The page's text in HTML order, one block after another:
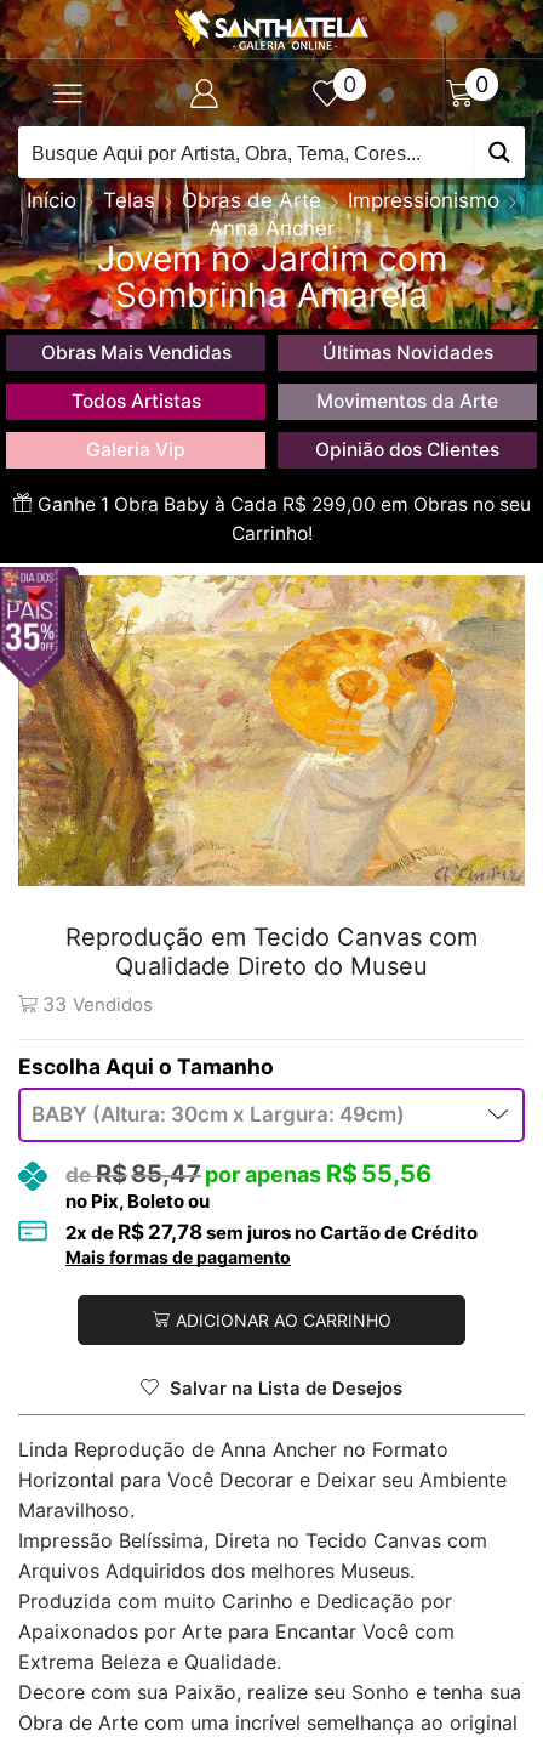
0 0
Início Telas Obras de Arte
Impressionismo
Anna Ancher
Jovem no Jardim com
Sombrinha Amarela
Obras Mais Vendidas Últimas Novidades
Todos Artistas Movimentos da Arte
Galeria Vip Opinião dos Clientes
Ganhe 1 Obra Baby à Cada R$ 299,00 em Obras no seu
Carrinho!
Reprodução em Tecido Canvas com
Qualidade Direto do Museu
33 Vendidos
Tamanho
R$85,47 R$55,56
no Pix, Boleto ou
2x de R$ 27,78sem juros no Cartão de Crédito
Mais formas de pagamento
ADICIONAR AO CARRINHO
Salvar na Lista de Desejos
Linda Reprodução de Anna Ancher no Formato
Horizontal para Você Decorar e Deixar seu Ambiente
Maravilhoso.
Impressão Belíssima, Direta no Tecido Canvas com
Arquivos Adquiridos dos melhores Museus.
Produzida com muito Carinho e Dedicação por
Apaixonados por Arte para Encantar Você com
Extrema Beleza e Qualidade.
Decore com sua Paixão, realize seu Sonho e tenha sua
Obra de Arte com uma incrível semelhança ao original